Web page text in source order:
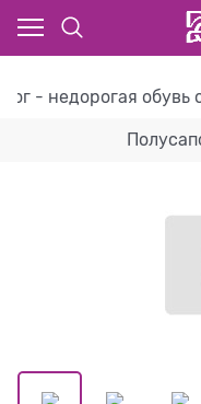
- недорогая обувь